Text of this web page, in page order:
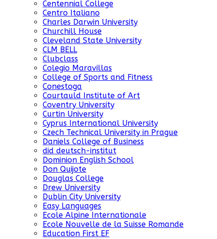
Centennial College
Centro Italiano
Charles Darwin University
Churchill House
Cleveland State University
CLM BELL
Clubclass
Colegio Maravillas
College of Sports and Fitness
Conestoga
Courtauld Institute of Art
Coventry University
Curtin University
Cyprus International University
Czech Technical University in Prague
Daniels College of Business
did deutsch-institut
Dominion English School
Don Quijote
Douglas College
Drew University
Dublin City University
Easy Languages
Ecole Alpine Internationale
Ecole Nouvelle de la Suisse Romande
Education First EF